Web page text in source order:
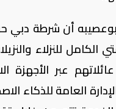
أن شرطة دبي
الكامل للنزلاء
عبر الأجهزة
العامة للذكاء